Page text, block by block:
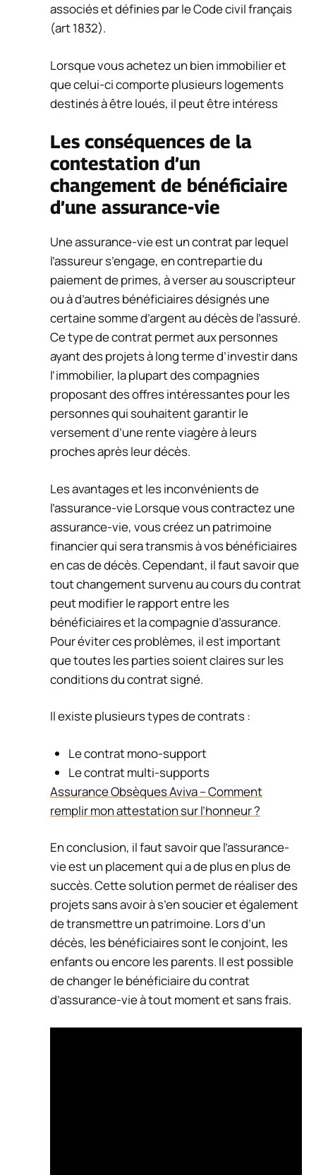
associés et définies par le Code civil français
(art 1832).
Lorsque vous achetez un bien immobilier et
que celui-ci comporte plusieurs logements
destinés à être loués, il peut être intéress
Les conséquences de la
contestation d’un
changement de bénéficiaire
d’une assurance-vie
Une assurance-vie est un contrat par lequel
l’assureur s’engage, en contrepartie du
paiement de primes, à verser au souscripteur
ou à d’autres bénéficiaires désignés une
certaine somme d’argent au décès de l’assuré.
Ce type de contrat permet aux personnes
ayant des projets à long terme d’investir dans
l’immobilier, la plupart des compagnies
proposant des offres intéressantes pour les
personnes qui souhaitent garantir le
versement d’une rente viagère à leurs
proches après leur décès.
Les avantages et les inconvénients de
l’assurance-vie Lorsque vous contractez une
assurance-vie, vous créez un patrimoine
financier qui sera transmis à vos bénéficiaires
en cas de décès. Cependant, il faut savoir que
tout changement survenu au cours du contrat
peut modifier le rapport entre les
bénéficiaires et la compagnie d’assurance.
Pour éviter ces problèmes, il est important
que toutes les parties soient claires sur les
conditions du contrat signé.
Il existe plusieurs types de contrats :
Le contrat mono-support
Le contrat multi-supports
Assurance Obsèques Aviva – Comment
remplir mon attestation sur l’honneur ?
En conclusion, il faut savoir que l’assurance-
vie est un placement qui a de plus en plus de
succès. Cette solution permet de réaliser des
projets sans avoir à s’en soucier et également
de transmettre un patrimoine. Lors d’un
décès, les bénéficiaires sont le conjoint, les
enfants ou encore les parents. Il est possible
de changer le bénéficiaire du contrat
d’assurance-vie à tout moment et sans frais.